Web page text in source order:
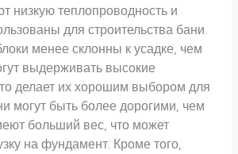
низкую теплопроводность и
для строительства бани.
менее склонны к усадке, чем
выдерживать высокие
делает их хорошим выбором для
могут быть более дорогими, чем
больший вес, что может
на фундамент. Кроме того,